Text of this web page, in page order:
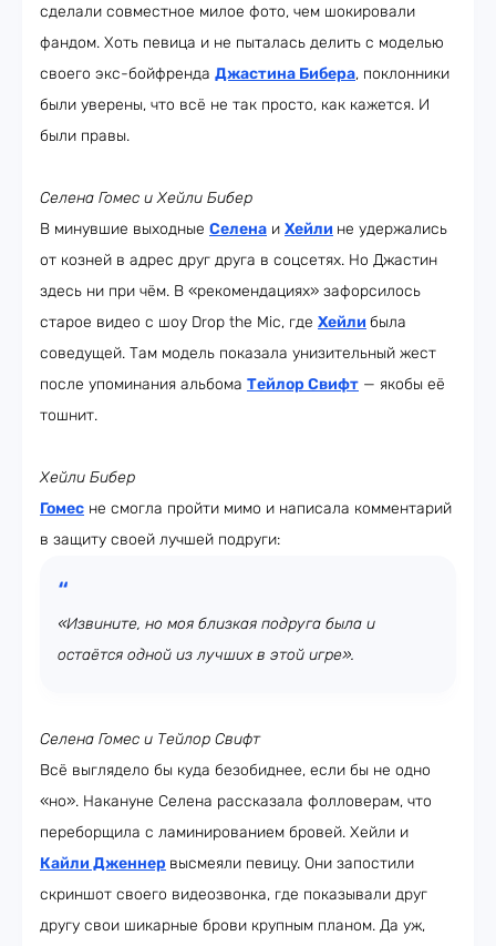
сделали совместное милое фото, чем шокировали
фандом. Хоть певица и не пыталась делить с моделью
своего экс-бойфренда Джастина Бибера, поклонники
были уверены, что всё не так просто, как кажется. И
были правы.
Селена Гомес и Хейли Бибер
В минувшие выходные Селена и Хейли не удержались
от козней в адрес друг друга в соцсетях. Но Джастин
здесь ни при чём. В «рекомендациях» зафорсилось
старое видео с шоу Drop the Mic, где Хейли была
соведущей. Там модель показала унизительный жест
после упоминания альбома Тейлор Свифт — якобы её
тошнит.
Хейли Бибер
Гомес не смогла пройти мимо и написала комментарий
в защиту своей лучшей подруги:
«Извините, но моя близкая подруга была и
остаётся одной из лучших в этой игре».
Селена Гомес и Тейлор Свифт
Всё выглядело бы куда безобиднее, если бы не одно
«но». Накануне Селена рассказала фолловерам, что
переборщила с ламинированием бровей. Хейли и
Кайли Дженнер высмеяли певицу. Они запостили
скриншот своего видеозвонка, где показывали друг
другу свои шикарные брови крупным планом. Да уж,